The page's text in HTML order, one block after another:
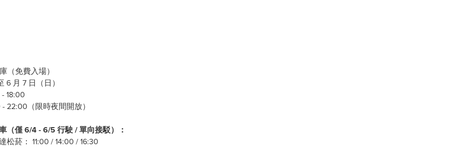
（免費入場）
月 7 日（日）
18:00
22:00（限時夜間開放）
（僅6/4 - 6/5 行駛/單向接駁）：
菸： 11:00 / 14:00 / 16:30